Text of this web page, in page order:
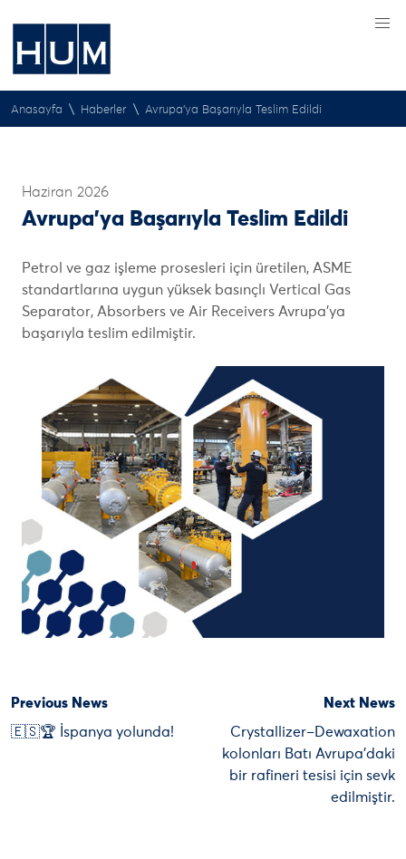
Anasayfa \ Haberler \ Avrupa’ya Başarıyla Teslim Edildi
Haziran 2026
Avrupa’ya Başarıyla Teslim Edildi
Petrol ve gaz işleme prosesleri için üretilen, ASME
standartlarına uygun yüksek basınçlı Vertical Gas
Separator, Absorbers ve Air Receivers Avrupa'ya
başarıyla teslim edilmiştir.
Previous News
🇪🇸🏆 İspanya yolunda!
Next News
Crystallizer–Dewaxation
kolonları Batı Avrupa’daki
bir rafineri tesisi için sevk
edilmiştir.